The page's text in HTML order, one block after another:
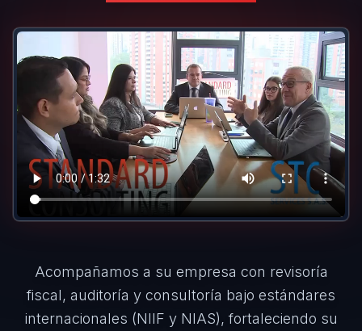
Acompañamos a su empresa con revisoría
fiscal, auditoría y consultoría bajo estándares
internacionales (NIIF y NIAS), fortaleciendo su